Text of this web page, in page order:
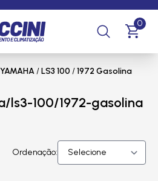
0
YAMAHA/LS3 100/1972 Gasolina
ls3-100/1972-gasolina
Ordenação: